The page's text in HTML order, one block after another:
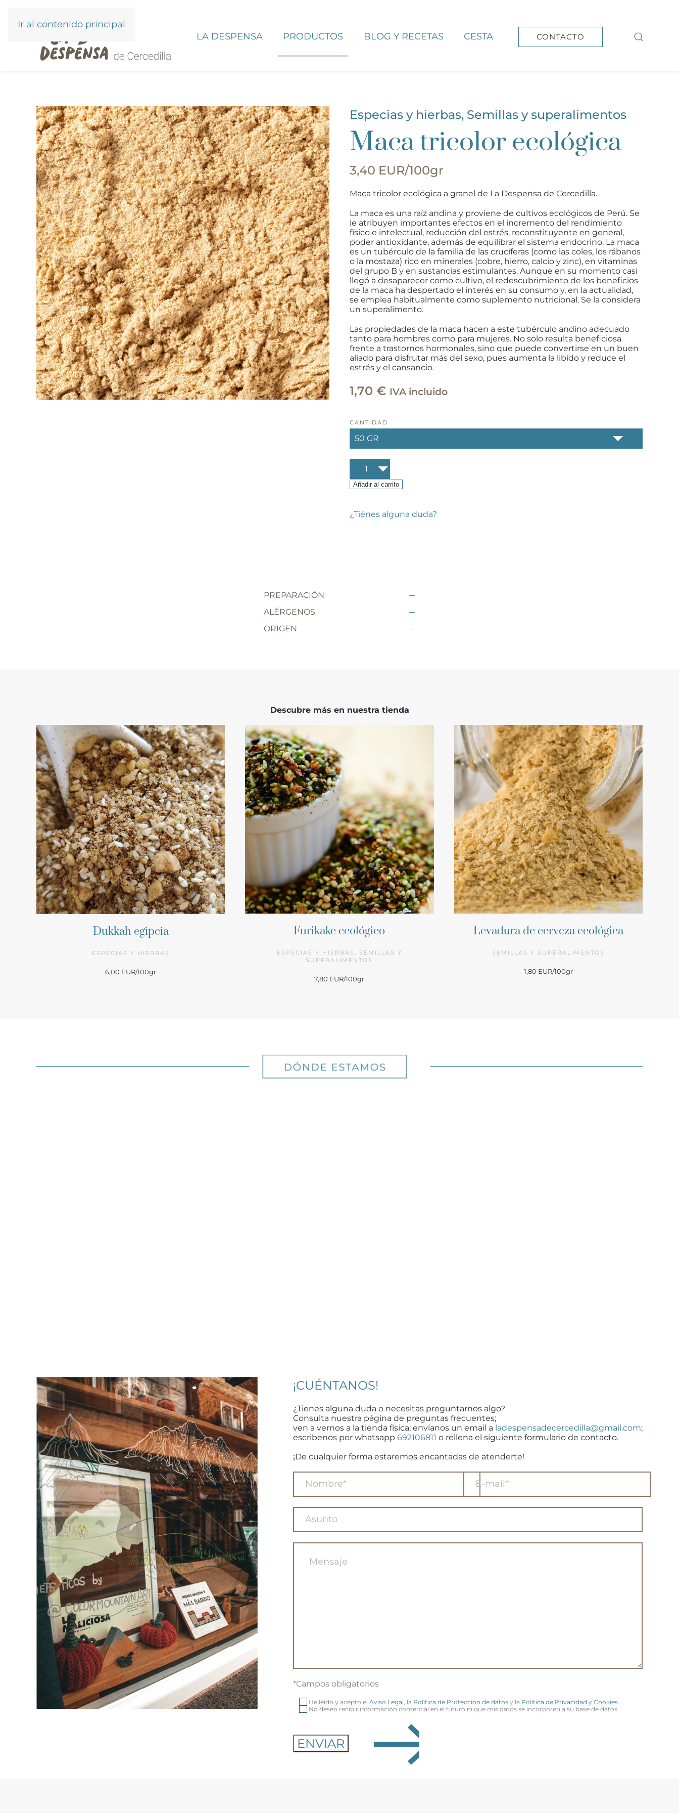
Ir al contenido principal
LA DESPENSA
PRODUCTOS BLOG Y RECETAS CESTA CONTACTO
Especias y hierbas, Semillas y superalimentos
Maca tricolor ecológica
3,40 EUR/100gr
Maca tricolor ecológica a granel de La Despensa de Cercedilla.
La maca es una raíz andina y proviene de cultivos ecológicos de Perú. Se
le atribuyen importantes efectos en el incremento del rendimiento
físico e intelectual, reducción del estrés, reconstituyente en general,
poder antioxidante, además de equilibrar el sistema endocrino. La maca
es un tubérculo de la familia de las crucíferas (como las coles, los rábanos
o la mostaza) rico en minerales (cobre, hierro, calcio y zinc), en vitaminas
del grupo B y en sustancias estimulantes. Aunque en su momento casi
llegó a desaparecer como cultivo, el redescubrimiento de los beneficios
de la maca ha despertado el interés en su consumo y, en la actualidad,
se emplea habitualmente como suplemento nutricional. Se la considera
un superalimento.
Las propiedades de la maca hacen a este tubérculo andino adecuado
tanto para hombres como para mujeres. No solo resulta beneficiosa
frente a trastornos hormonales, sino que puede convertirse en un buen
aliado para disfrutar más del sexo, pues aumenta la libido y reduce el
estrés y el cansancio.
1,70 € IVA incluido
CANTIDAD
Maca
tricolor
ecológica
cantidad
Añadir al carrito
¿Tiénes alguna duda?
PREPARACIÓN
ALÉRGENOS
ORIGEN
Descubre más en nuestra tienda
Dukkah egipcia
ESPECIAS Y HIERBAS
6,00 EUR/100gr
Furikake ecológico
ESPECIAS Y HIERBAS, SEMILLAS Y
SUPERALIMENTOS
7,80 EUR/100gr
Levadura de cerveza ecológica
SEMILLAS Y SUPERALIMENTOS
1,80 EUR/100gr
¡CUÉNTANOS!
¿Tienes alguna duda o necesitas preguntarnos algo?
Consulta nuestra página de preguntas frecuentes;
ven a vernos a la tienda física; envíanos un email a ladespensadecercedilla@gmail.com;
escribenos por whatsapp 692106811 o rellena el siguiente formulario de contacto.
¡De cualquier forma estaremos encantadas de atenderte!
*Campos obligatorios
He leído y acepto el Aviso Legal , la Política de Protección de datos y la Política de Privacidad y Cookies
No deseo recibir información comercial en el futuro ni que mis datos se incorporen a su base de datos.